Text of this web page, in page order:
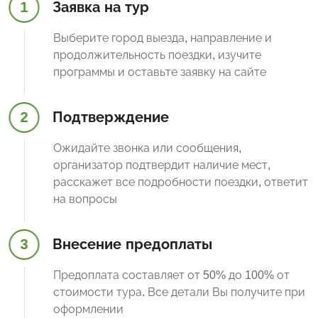
1 Заявка на тур
Выберите город выезда, направление и
продолжительность поездки, изучите
программы и оставьте заявку на сайте
2 Подтверждение
Ожидайте звонка или сообщения,
организатор подтвердит наличие мест,
расскажет все подробности поездки, ответит
на вопросы
3 Внесение предоплаты
Предоплата составляет от 50% до 100% от
стоимости тура. Все детали Вы получите при
оформлении